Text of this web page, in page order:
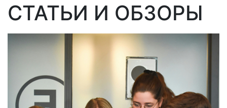
СТАТЬИ И ОБЗОРЫ